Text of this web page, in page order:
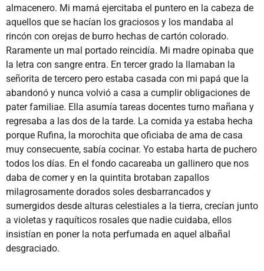
almacenero. Mi mamá ejercitaba el puntero en la cabeza de
aquellos que se hacían los graciosos y los mandaba al
rincón con orejas de burro hechas de cartón colorado.
Raramente un mal portado reincidía. Mi madre opinaba que
la letra con sangre entra. En tercer grado la llamaban la
señorita de tercero pero estaba casada con mi papá que la
abandonó y nunca volvió a casa a cumplir obligaciones de
pater familiae. Ella asumía tareas docentes turno mañana y
regresaba a las dos de la tarde. La comida ya estaba hecha
porque Rufina, la morochita que oficiaba de ama de casa
muy consecuente, sabía cocinar. Yo estaba harta de puchero
todos los días. En el fondo cacareaba un gallinero que nos
daba de comer y en la quintita brotaban zapallos
milagrosamente dorados soles desbarrancados y
sumergidos desde alturas celestiales a la tierra, crecían junto
a violetas y raquíticos rosales que nadie cuidaba, ellos
insistían en poner la nota perfumada en aquel albañal
desgraciado.